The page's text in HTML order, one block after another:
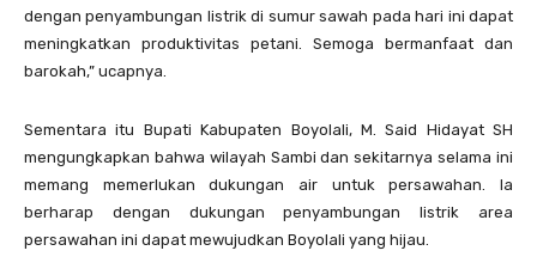
dengan penyambungan listrik di sumur sawah pada hari ini dapat
meningkatkan produktivitas petani. Semoga bermanfaat dan
barokah,” ucapnya.
Sementara itu Bupati Kabupaten Boyolali, M. Said Hidayat SH
mengungkapkan bahwa wilayah Sambi dan sekitarnya selama ini
memang memerlukan dukungan air untuk persawahan. Ia
berharap dengan dukungan penyambungan listrik area
persawahan ini dapat mewujudkan Boyolali yang hijau.